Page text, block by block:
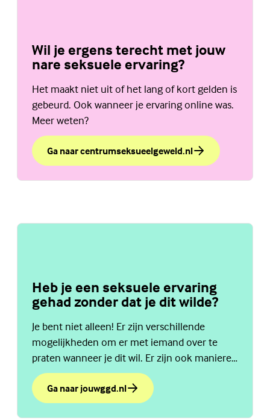
Wil je ergens terecht met jouw
nare seksuele ervaring?
Het maakt niet uit of het lang of kort gelden is
gebeurd. Ook wanneer je ervaring online was.
Meer weten?
Ga naar centrumseksueelgeweld.nl
over Wil je ergens terecht met jouw nare seksuele
Heb je een seksuele ervaring
gehad zonder dat je dit wilde?
Je bent niet alleen! Er zijn verschillende
mogelijkheden om er met iemand over te
praten wanneer je dit wil. Er zijn ook manieren
om hulp te krijgen. Lees hier meer.
Ga naar jouwggd.nl
over Heb je een seksuele ervaring gehad zonder dat